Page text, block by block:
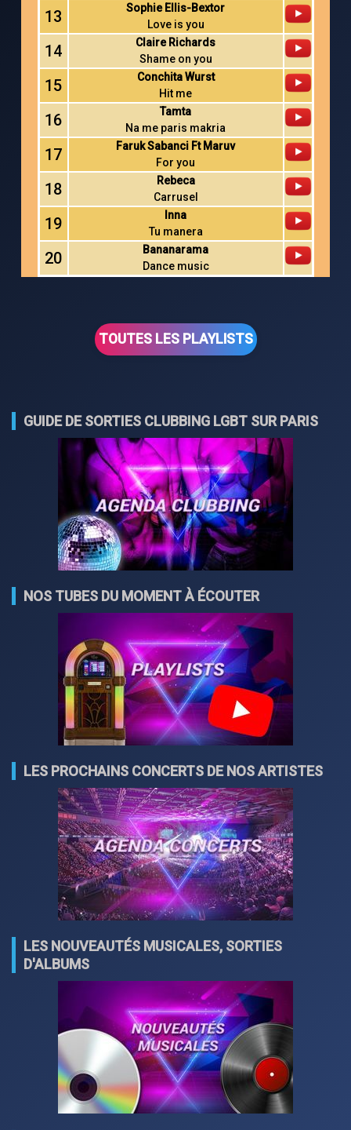
13
Sophie Ellis-Bextor
Love is you
14
Claire Richards
Shame on you
15
Conchita Wurst
Hit me
16
Tamta
Na me paris makria
17
Faruk Sabanci Ft Maruv
For you
18
Rebeca
Carrusel
19
Inna
Tu manera
20
Bananarama
Dance music
TOUTES LES PLAYLISTS
GUIDE DE SORTIES CLUBBING LGBT SUR PARIS
NOS TUBES DU MOMENT À ÉCOUTER
LES PROCHAINS CONCERTS DE NOS ARTISTES
LES NOUVEAUTÉS MUSICALES, SORTIES
D'ALBUMS